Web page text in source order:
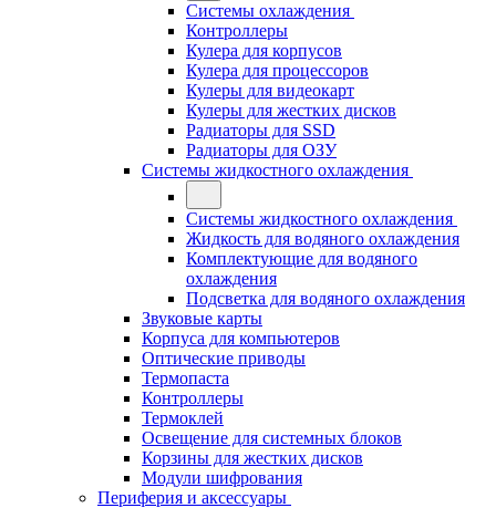
Системы охлаждения
Контроллеры
Кулера для корпусов
Кулера для процессоров
Кулеры для видеокарт
Кулеры для жестких дисков
Радиаторы для SSD
Радиаторы для ОЗУ
Системы жидкостного охлаждения
Системы жидкостного охлаждения
Жидкость для водяного охлаждения
Комплектующие для водяного
охлаждения
Подсветка для водяного охлаждения
Звуковые карты
Корпуса для компьютеров
Оптические приводы
Термопаста
Контроллеры
Термоклей
Освещение для системных блоков
Корзины для жестких дисков
Модули шифрования
Периферия и аксессуары